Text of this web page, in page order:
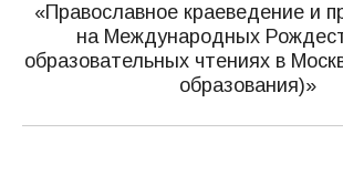
запись:
«Православное краеведение и
на Международных
образовательных чтениях в
образования)»